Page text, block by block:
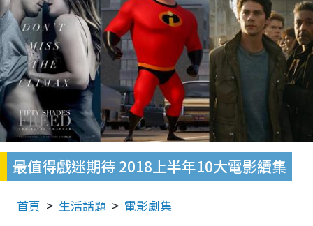
最值得戲迷期待 2018上半年10大電影續集
首頁 生活話題 電影劇集